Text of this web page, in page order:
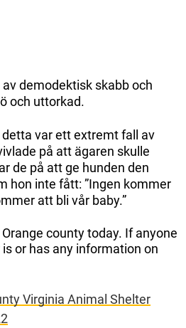
demodektisk skabb och
och uttorkad.
var ett extremt fall av
på att ägaren skulle
de på att ge hunden den
hon inte fått: ”Ingen kommer
att bli vår baby.”
county today. If anyone
or has any information on
Virginia Animal Shelter